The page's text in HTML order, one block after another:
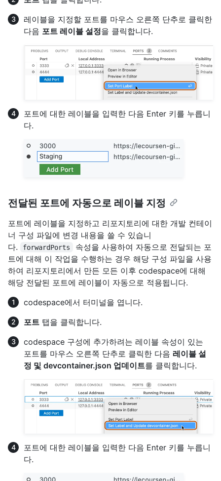
레이블을 지정할 포트를 마우스 오른쪽 단추로 클릭한
다음 포트 레이블 설정을 클릭합니다.
포트에 대한 레이블을 입력한 다음 Enter 키를 누릅니
다.
전달된 포트에 자동으로 레이블 지정
포트에 레이블을 지정하고 리포지토리에 대한 개발 컨테이
너 구성 파일에 변경 내용을 쓸 수 있습니
다.
forwardPorts
속성을 사용하여 자동으로 전달되는 포
트에 대해 이 작업을 수행하는 경우 해당 구성 파일을 사용
하여 리포지토리에서 만든 모든 이후 codespace에 대해
해당 전달된 포트에 레이블이 자동으로 적용됩니다.
codespace에서 터미널을 엽니다.
포트 탭을 클릭합니다.
codespace 구성에 추가하려는 레이블 속성이 있는
포트를 마우스 오른쪽 단추로 클릭한 다음 레이블 설
정 및 devcontainer.json 업데이트를 클릭합니다.
포트에 대한 레이블을 입력한 다음 Enter 키를 누릅니
다.